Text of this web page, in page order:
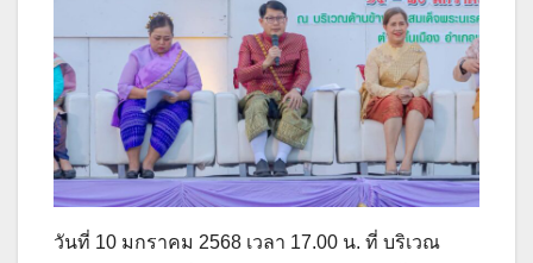
วันที่ 10 มกราคม 2568 เวลา 17.00 น. ที่ บริเวณ